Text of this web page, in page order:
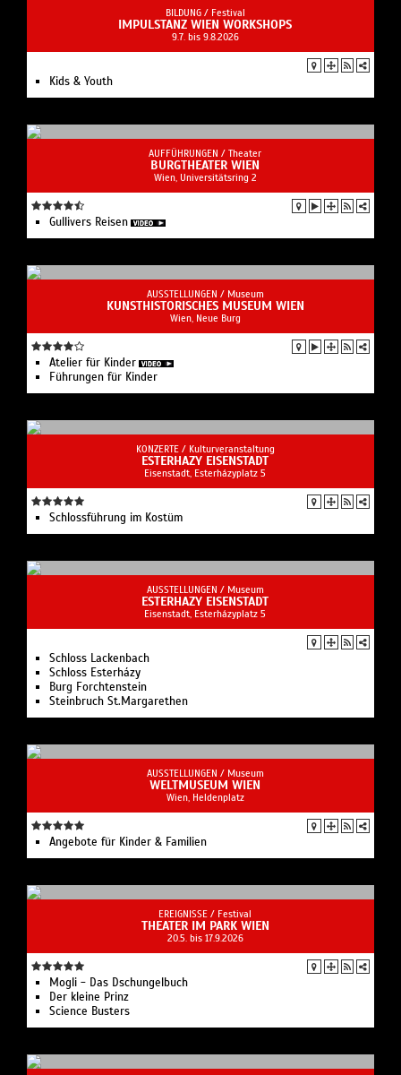
BILDUNG / Festival
IMPULSTANZ WIEN WORKSHOPS
9.7. bis 9.8.2026
Kids & Youth
AUFFÜHRUNGEN / Theater
BURGTHEATER WIEN
Wien, Universitätsring 2
Gullivers Reisen
AUSSTELLUNGEN / Museum
KUNSTHISTORISCHES MUSEUM WIEN
Wien, Neue Burg
Atelier für Kinder
Führungen für Kinder
KONZERTE / Kulturveranstaltung
ESTERHAZY EISENSTADT
Eisenstadt, Esterházyplatz 5
Schlossführung im Kostüm
AUSSTELLUNGEN / Museum
ESTERHAZY EISENSTADT
Eisenstadt, Esterházyplatz 5
Schloss Lackenbach
Schloss Esterházy
Burg Forchtenstein
Steinbruch St.Margarethen
AUSSTELLUNGEN / Museum
WELTMUSEUM WIEN
Wien, Heldenplatz
Angebote für Kinder & Familien
EREIGNISSE / Festival
THEATER IM PARK WIEN
20.5. bis 17.9.2026
Mogli - Das Dschungelbuch
Der kleine Prinz
Science Busters